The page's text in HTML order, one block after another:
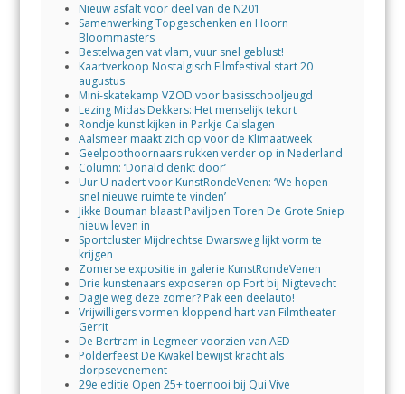
Nieuw asfalt voor deel van de N201
Samenwerking Topgeschenken en Hoorn
Bloommasters
Bestelwagen vat vlam, vuur snel geblust!
Kaartverkoop Nostalgisch Filmfestival start 20
augustus
Mini-skatekamp VZOD voor basisschooljeugd
Lezing Midas Dekkers: Het menselijk tekort
Rondje kunst kijken in Parkje Calslagen
Aalsmeer maakt zich op voor de Klimaatweek
Geelpoothoornaars rukken verder op in Nederland
Column: ‘Donald denkt door’
Uur U nadert voor KunstRondeVenen: ‘We hopen
snel nieuwe ruimte te vinden’
Jikke Bouman blaast Paviljoen Toren De Grote Sniep
nieuw leven in
Sportcluster Mijdrechtse Dwarsweg lijkt vorm te
krijgen
Zomerse expositie in galerie KunstRondeVenen
Drie kunstenaars exposeren op Fort bij Nigtevecht
Dagje weg deze zomer? Pak een deelauto!
Vrijwilligers vormen kloppend hart van Filmtheater
Gerrit
De Bertram in Legmeer voorzien van AED
Polderfeest De Kwakel bewijst kracht als
dorpsevenement
29e editie Open 25+ toernooi bij Qui Vive